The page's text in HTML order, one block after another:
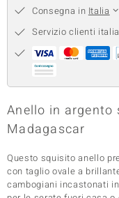
Consegna in Italia
Servizio clienti
Anello in argento
Madagascar
Questo squisito anello
con taglio ovale a
cambogiani incastonati